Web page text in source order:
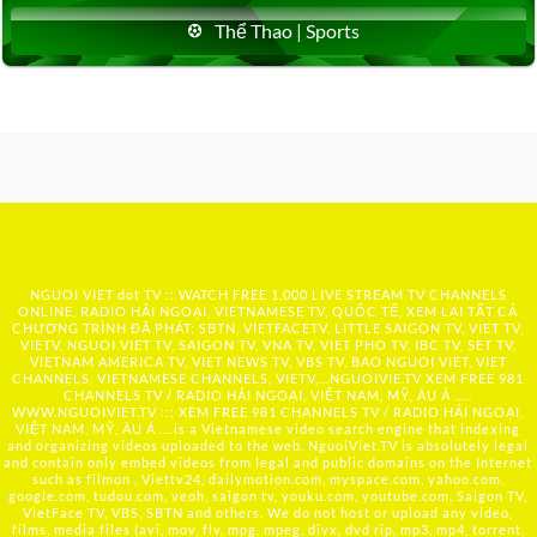
Thể Thao | Sports
NGUOI VIET dot TV :: WATCH FREE 1,000 LIVE STREAM TV CHANNELS
ONLINE, RADIO HẢI NGOẠI, VIETNAMESE TV, QUỐC TẾ, XEM LẠI TẤT CẢ
CHƯƠNG TRÌNH ĐÃ PHÁT: SBTN, VIETFACETV, LITTLE SAIGON TV, VIET TV,
VIETV, NGUOI VIET TV, SAIGON TV, VNA TV, VIET PHO TV, IBC TV, SET TV,
VIETNAM AMERICA TV, VIET NEWS TV, VBS TV, BAO NGUOI VIET, VIET
CHANNELS, VIETNAMESE CHANNELS, VIETV,... NGUOIVIE.TV XEM FREE 981
CHANNELS TV / RADIO HẢI NGOẠI, VIỆT NAM, MỸ, ÂU Á …..
WWW.NGUOIVIET.TV ::: XEM FREE 981 CHANNELS TV / RADIO HẢI NGOẠI,
VIỆT NAM, MỸ, ÂU Á ….is a Vietnamese video search engine that indexing
and organizing videos uploaded to the web. NguoiViet.TV is absolutely legal
and contain only embed videos from legal and public domains on the Internet
such as filmon , Viettv24, dailymotion.com, myspace.com, yahoo.com,
google.com, tudou.com, veoh, saigon tv, youku.com, youtube.com, Saigon TV,
VietFace TV, VBS, SBTN and others. We do not host or upload any video,
films, media files (avi, mov, flv, mpg, mpeg, divx, dvd rip, mp3, mp4, torrent,